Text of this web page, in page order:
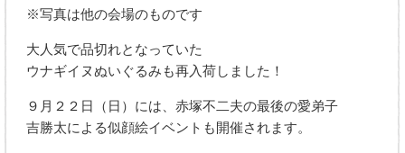
※写真は他の会場のものです
大人気で品切れとなっていた
ウナギイヌぬいぐるみも再入荷しました！
９月２２日（日）には、赤塚不二夫の最後の愛弟子
吉勝太による似顔絵イベントも開催されます。